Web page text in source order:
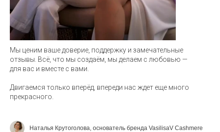
Мы ценим ваше доверие, поддержку и замечательные
отзывы. Всё, что мы создаём, мы делаем с любовью —
для вас и вместе с вами.
Двигаемся только вперёд, впереди нас ждет еще много
прекрасного.
Наталья Крутоголова, основатель бренда VasilisaV Cashmere